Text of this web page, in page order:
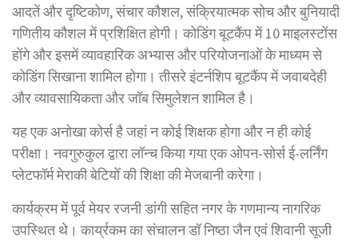
आदतें और दृष्टिकोण, संचार कौशल, संक्रियात्मक सोच और बुनियादी
गणितीय कौशल में प्रशिक्षित होगी। कोडिंग बूटकैंप में 10 माइलस्टोंस
होंगे और इसमें व्यावहारिक अभ्यास और परियोजनाओं के माध्यम से
कोडिंग सिखाना शामिल होगा। तीसरे इंटर्नशिप बूटकैंप में जवाबदेही
और व्यावसायिकता और जॉब सिमुलेशन शामिल है।
यह एक अनोखा कोर्स है जहां न कोई शिक्षक होगा और न ही कोई
परीक्षा। नवगुरुकुल द्वारा लॉन्च किया गया एक ओपन-सोर्स ई-लर्निंग
प्लेटफॉर्म मेराकी बेटियोँ की शिक्षा की मेजबानी करेगा।
कार्यक्रम में पूर्व मेयर रजनी डांगी सहित नगर के गणमान्य नागरिक
उपस्थित थे। कार्य्रकम का संचालन डॉ निष्ठा जैन एवं शिवानी सूजी